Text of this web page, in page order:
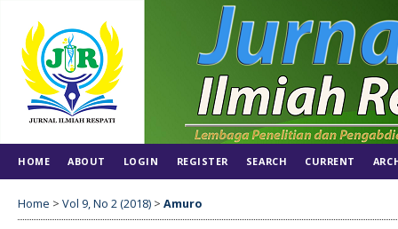
HOME ABOUT LOGIN REGISTER SEARCH CURRENT
Home > Vol 9, No 2 (2018) > Amuro